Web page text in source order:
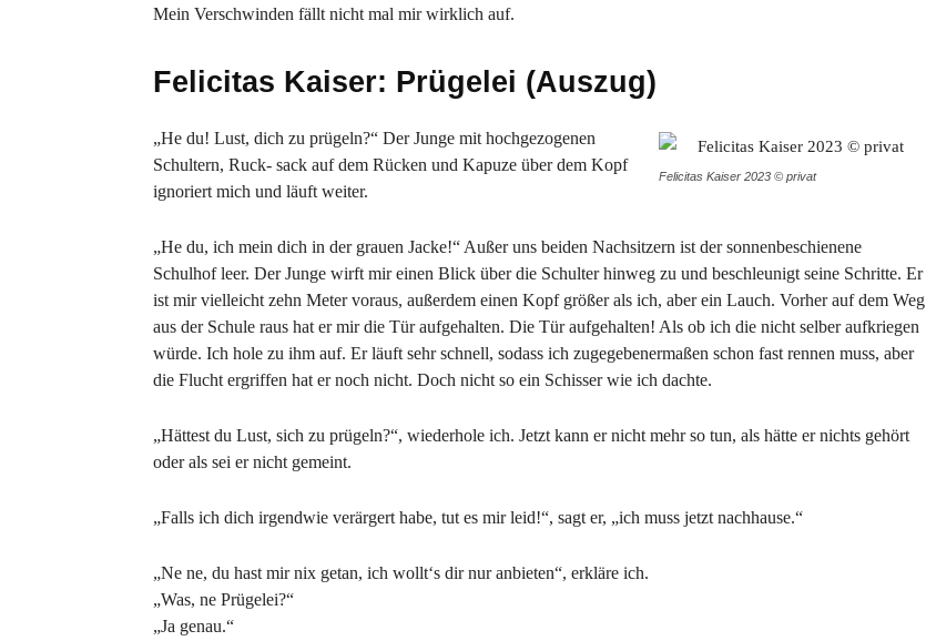
Mein Verschwinden fällt nicht mal mir wirklich auf.
Felicitas Kaiser: Prügelei (Auszug)
Felicitas Kaiser 2023 © privat
„He du! Lust, dich zu prügeln?“ Der Junge mit hochgezogenen
Schultern, Ruck- sack auf dem Rücken und Kapuze über dem Kopf
ignoriert mich und läuft weiter.
„He du, ich mein dich in der grauen Jacke!“ Außer uns beiden Nachsitzern ist der sonnenbeschienene
Schulhof leer. Der Junge wirft mir einen Blick über die Schulter hinweg zu und beschleunigt seine Schritte. Er
ist mir vielleicht zehn Meter voraus, außerdem einen Kopf größer als ich, aber ein Lauch. Vorher auf dem Weg
aus der Schule raus hat er mir die Tür aufgehalten. Die Tür aufgehalten! Als ob ich die nicht selber aufkriegen
würde. Ich hole zu ihm auf. Er läuft sehr schnell, sodass ich zugegebenermaßen schon fast rennen muss, aber
die Flucht ergriffen hat er noch nicht. Doch nicht so ein Schisser wie ich dachte.
„Hättest du Lust, sich zu prügeln?“, wiederhole ich. Jetzt kann er nicht mehr so tun, als hätte er nichts gehört
oder als sei er nicht gemeint.
„Falls ich dich irgendwie verärgert habe, tut es mir leid!“, sagt er, „ich muss jetzt nachhause.“
„Ne ne, du hast mir nix getan, ich wollt‘s dir nur anbieten“, erkläre ich.
„Was, ne Prügelei?“
„Ja genau.“